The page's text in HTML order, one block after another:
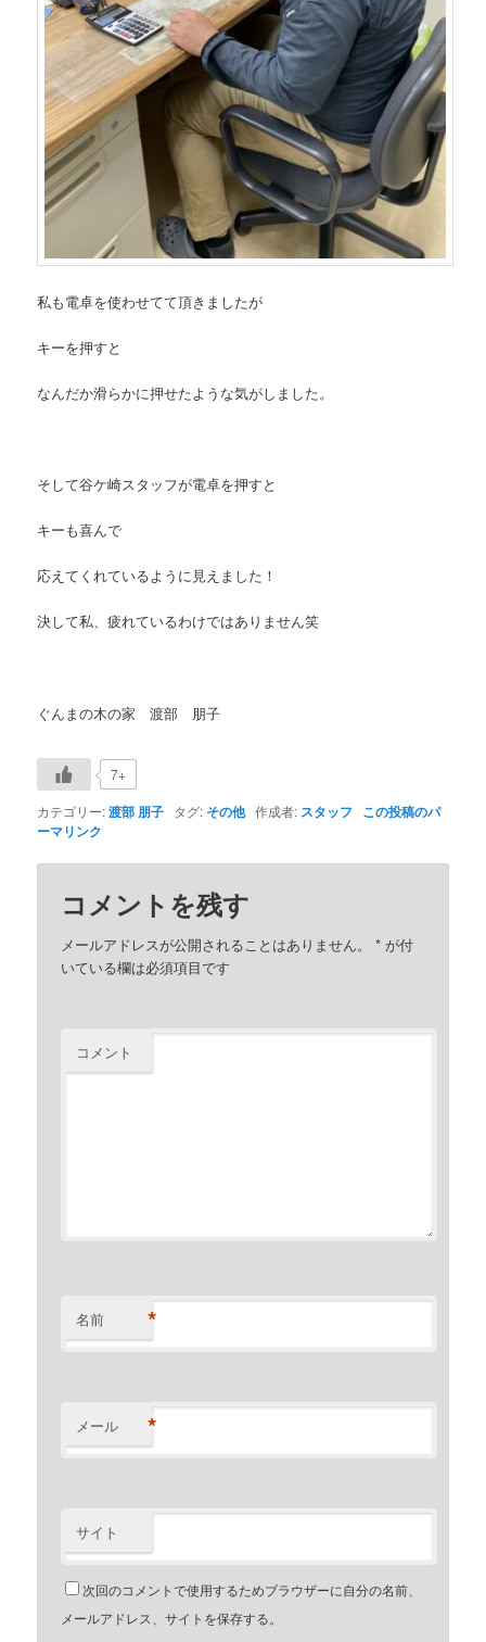
私も電卓を使わせてて頂きましたが
キーを押すと
なんだか滑らかに押せたような気がしました。
そして谷ケ崎スタッフが電卓を押すと
キーも喜んで
応えてくれているように見えました！
決して私、疲れているわけではありません笑
ぐんまの木の家 渡部 朋子
7+
カテゴリー:渡部 朋子 タグ: その他作成者: スタッフ
この投稿のパ
ーマリンク
コメントを残す
メールアドレスが公開されることはありません。 * が付
いている欄は必須項目です
コメント
名前 *
メール *
サイト
次回のコメントで使用するためブラウザーに自分の名前、
メールアドレス、サイトを保存する。